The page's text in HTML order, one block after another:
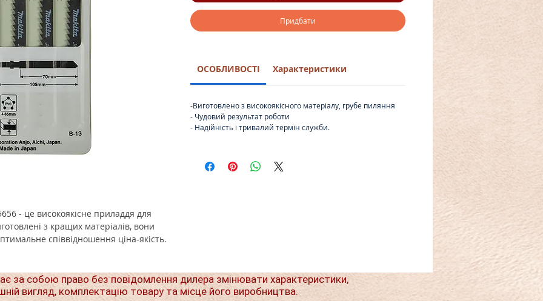
- це високоякісне приладдя для
з кращих матеріалів, вони
співвідношення ціна-якість.
Придбати
ОСОБЛИВОСТІ Характеристики
-Виготовлено з високоякісного матеріалу, грубе пиляння
- Чудовий результат роботи
- Надійність і тривалий термін служби.
за собою право без повідомлення дилера змінювати характеристики,
вигляд, комплектацію товару та місце його виробництва.